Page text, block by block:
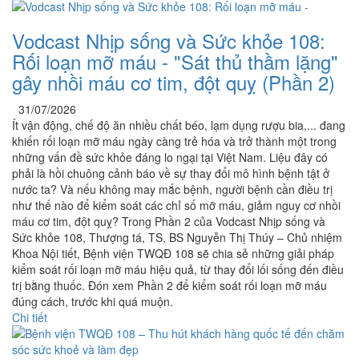
Vodcast Nhịp sống và Sức khỏe 108:
Rối loạn mỡ máu - "Sát thủ thầm lặng"
gây nhồi máu cơ tim, đột quỵ (Phần 2)
31/07/2026
Ít vận động, chế độ ăn nhiều chất béo, lạm dụng rượu bia,... đang
khiến rối loạn mỡ máu ngày càng trẻ hóa và trở thành một trong
những vấn đề sức khỏe đáng lo ngại tại Việt Nam. Liệu đây có
phải là hồi chuông cảnh báo về sự thay đổi mô hình bệnh tật ở
nước ta? Và nếu không may mắc bệnh, người bệnh cần điều trị
như thế nào để kiểm soát các chỉ số mỡ máu, giảm nguy cơ nhồi
máu cơ tim, đột quỵ? Trong Phần 2 của Vodcast Nhịp sống và
Sức khỏe 108, Thượng tá, TS, BS Nguyễn Thị Thúy – Chủ nhiệm
Khoa Nội tiết, Bệnh viện TWQĐ 108 sẽ chia sẻ những giải pháp
kiểm soát rối loạn mỡ máu hiệu quả, từ thay đổi lối sống đến điều
trị bằng thuốc. Đón xem Phần 2 để kiểm soát rối loạn mỡ máu
đúng cách, trước khi quá muộn.
Chi tiết